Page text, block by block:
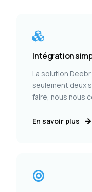
Intégration
La solution
seulement deux
faire, nous nous
En savoir plus